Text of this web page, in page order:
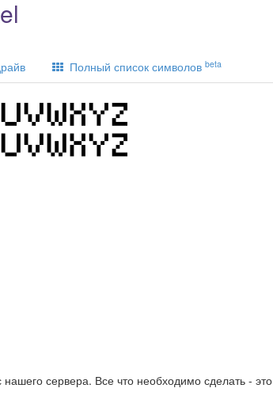
Полный список символов beta
сервера. Все что необходимо сделать - это